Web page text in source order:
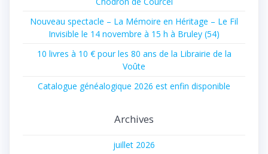
Nouveau spectacle – La Mémoire en Héritage – Le Fil
Invisible le 14 novembre à 15 h à Bruley (54)
10 livres à 10 € pour les 80 ans de la Librairie de la
Voûte
Catalogue généalogique 2026 est enfin disponible
Archives
juillet 2026